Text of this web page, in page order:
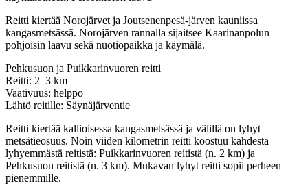
Reitti kiertää Norojärvet ja Joutsenenpesä-järven kauniissa
kangasmetsässä. Norojärven rannalla sijaitsee Kaarinanpolun
pohjoisin laavu sekä nuotiopaikka ja käymälä.
Pehkusuon ja Puikkarinvuoren reitti
Reitti: 2–3 km
Vaativuus: helppo
Lähtö reitille: Säynäjärventie
Reitti kiertää kallioisessa kangasmetsässä ja välillä on lyhyt
metsätieosuus. Noin viiden kilometrin reitti koostuu kahdesta
lyhyemmästä reitistä: Puikkarinvuoren reitistä (n. 2 km) ja
Pehkusuon reitistä (n. 3 km). Mukavan lyhyt reitti sopii perheen
pienemmille.